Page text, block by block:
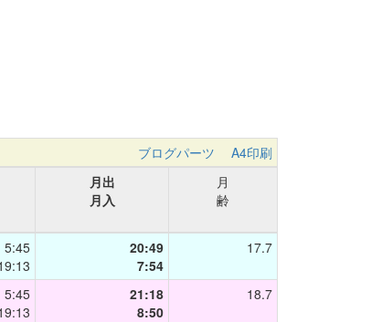
ブログパーツ
A4印刷
月出
月入
月
齢
5:45
20:49
7:54
17.7
5:45
21:18
8:50
18.7